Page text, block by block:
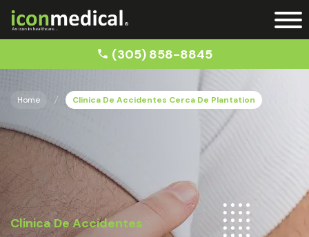
(305) 858-8845
Home Clinica De Accidentes Cerca De Plantation
Clinica De Accidentes